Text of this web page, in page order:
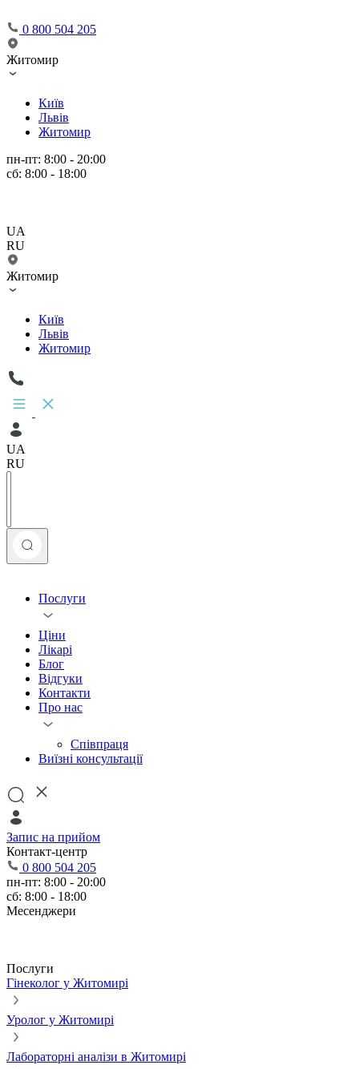
0 800 504 205
Житомир
Київ
Львів
Житомир
пн-пт: 8:00 - 20:00
сб: 8:00 - 18:00
UA
RU
Житомир
Київ
Львів
Житомир
UA
RU
Послуги
Ціни
Лікарі
Блог
Відгуки
Контакти
Про нас
Співпраця
Виїзні консультації
Запис на прийом
Контакт-центр
0 800 504 205
пн-пт: 8:00 - 20:00
сб: 8:00 - 18:00
Месенджери
Послуги
Гінеколог у Житомирі
Уролог у Житомирі
Лабораторні аналізи в Житомирі